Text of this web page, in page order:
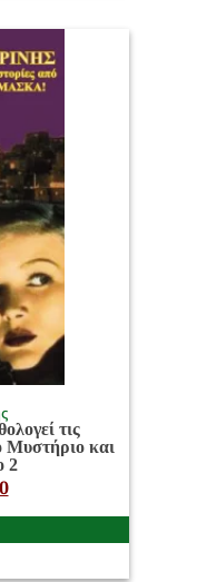
τις
Μυστήριο και
2